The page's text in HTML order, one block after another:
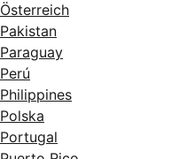
Österreich
Pakistan
Paraguay
Perú
Philippines
Polska
Portugal